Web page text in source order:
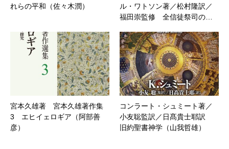
れらの平和（佐々木潤）
ル・ワトソン著／松村隆訳／
福田崇監修 全信徒祭司の…
宮本久雄著 宮本久雄著作集
3 エヒイェロギア（阿部善
彦）
コンラート・シュミート著／
小友聡監訳／日髙貴士耶訳
旧約聖書神学（山我哲雄）